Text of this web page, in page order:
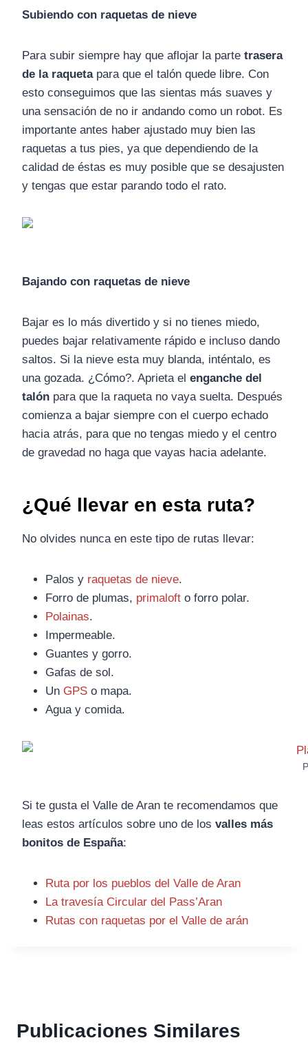
Subiendo con raquetas de nieve
Para subir siempre hay que aflojar la parte trasera
de la raquetapara que el talón quede libre. Con
esto conseguimos que las sientas más suaves y
una sensación de no ir andando como un robot. Es
importante antes haber ajustado muy bien las
raquetas a tus pies, ya que dependiendo de la
calidad de éstas es muy posible que se desajusten
y tengas que estar parando todo el rato.
Bajando con raquetas de nieve
Bajar es lo más divertido y si no tienes miedo,
puedes bajar relativamente rápido e incluso dando
saltos. Si la nieve esta muy blanda, inténtalo, es
una gozada. ¿Cómo?. Aprieta el enganche del
talón para que la raqueta no vaya suelta. Después
comienza a bajar siempre con el cuerpo echado
hacia atrás, para que no tengas miedo y el centro
de gravedad no haga que vayas hacia adelante.
¿Qué llevar en esta ruta?
No olvides nunca en este tipo de rutas llevar:
Palos y raquetas de nieve.
Forro de plumas, primaloft o forro polar.
Polainas.
Impermeable.
Guantes y gorro.
Gafas de sol.
Un GPS o mapa.
Agua y comida.
Si te gusta el Valle de Aran te recomendamos que
leas estos artículos sobre uno de los valles más
bonitos de España:
Ruta por los pueblos del Valle de Aran
La travesía Circular del Pass’Aran
Rutas con raquetas por el Valle de arán
Publicaciones Similares